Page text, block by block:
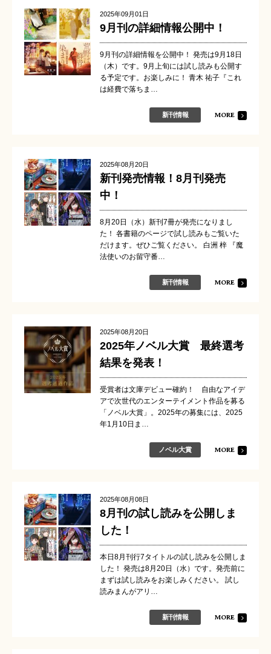
2025年09月01日
9月刊の詳細情報公開中！
9月刊の詳細情報を公開中！ 発売は9月18日
（木）です。9月上旬には試し読みも公開す
る予定です。お楽しみに！ 青木 祐子『これ
は経費で落ちま…
新刊情報 MORE
2025年08月20日
新刊発売情報！8月刊発売
中！
8月20日（水）新刊7冊が発売になりまし
た！ 各書籍のページで試し読みもご覧いた
だけます。ぜひご覧ください。 白洲 梓 『魔
法使いのお留守番…
新刊情報 MORE
2025年08月20日
2025年ノベル大賞 最終選考
結果を発表！
受賞者は文庫デビュー確約！ 自由なアイデ
アで次世代のエンターテイメント作品を募る
「ノベル大賞」。2025年の募集には、2025
年1月10日ま…
ノベル大賞 MORE
2025年08月08日
8月刊の試し読みを公開しま
した！
本日8月刊行7タイトルの試し読みを公開しま
した！ 発売は8月20日（水）です。発売前に
まずは試し読みをお楽しみください。 試し
読みまんがアリ…
新刊情報 MORE